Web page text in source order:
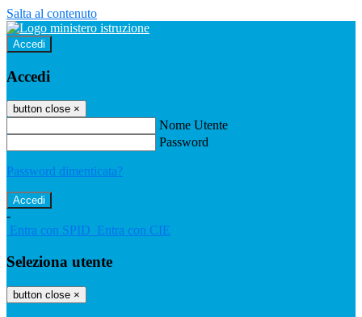
Salta al contenuto
Accedi
Accedi
button close ×
Nome Utente
Password
Password dimenticata?
-
Entra con SPID Entra con CIE
Seleziona utente
button close ×